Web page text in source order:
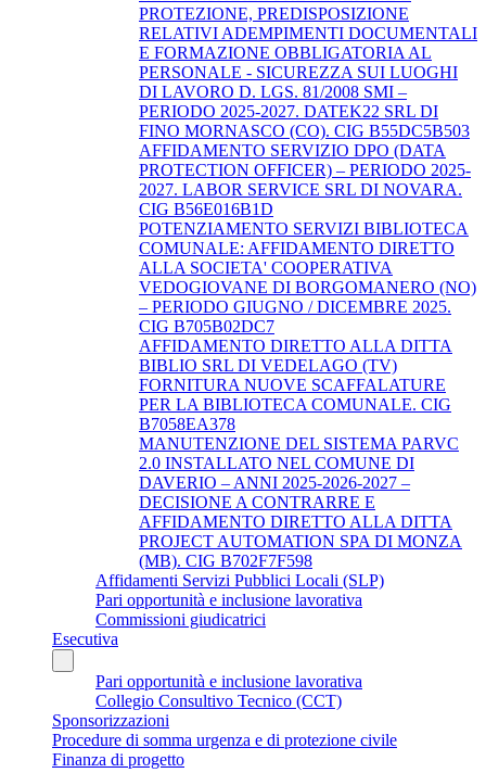
PROTEZIONE, PREDISPOSIZIONE
RELATIVI ADEMPIMENTI DOCUMENTALI
E FORMAZIONE OBBLIGATORIA AL
PERSONALE - SICUREZZA SUI LUOGHI
DI LAVORO D. LGS. 81/2008 SMI –
PERIODO 2025-2027. DATEK22 SRL DI
FINO MORNASCO (CO). CIG B55DC5B503
AFFIDAMENTO SERVIZIO DPO (DATA
PROTECTION OFFICER) – PERIODO 2025-
2027. LABOR SERVICE SRL DI NOVARA.
CIG B56E016B1D
POTENZIAMENTO SERVIZI BIBLIOTECA
COMUNALE: AFFIDAMENTO DIRETTO
ALLA SOCIETA' COOPERATIVA
VEDOGIOVANE DI BORGOMANERO (NO)
– PERIODO GIUGNO / DICEMBRE 2025.
CIG B705B02DC7
AFFIDAMENTO DIRETTO ALLA DITTA
BIBLIO SRL DI VEDELAGO (TV)
FORNITURA NUOVE SCAFFALATURE
PER LA BIBLIOTECA COMUNALE. CIG
B7058EA378
MANUTENZIONE DEL SISTEMA PARVC
2.0 INSTALLATO NEL COMUNE DI
DAVERIO – ANNI 2025-2026-2027 –
DECISIONE A CONTRARRE E
AFFIDAMENTO DIRETTO ALLA DITTA
PROJECT AUTOMATION SPA DI MONZA
(MB). CIG B702F7F598
Affidamenti Servizi Pubblici Locali (SLP)
Pari opportunità e inclusione lavorativa
Commissioni giudicatrici
Esecutiva
Pari opportunità e inclusione lavorativa
Collegio Consultivo Tecnico (CCT)
Sponsorizzazioni
Procedure di somma urgenza e di protezione civile
Finanza di progetto